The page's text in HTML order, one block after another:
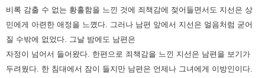
비록 감출 수 없는 황홀함을 느낀 것에 죄책감에 젖어들면서도 지선은 상
민에게 아련한 애정을 느꼈다. 그러나 남편 앞에서 지선은 얼음처럼 굳어
질 수밖에 없었다. 그날 밤에도 남편은
자정이 넘어서 들어왔다. 한편으로 죄책감을 느낀 지선은 남편을 보기가
두려웠다. 한 침대에서 잠이 들지만 남편은 언제나 그녀에게 이방인이다.